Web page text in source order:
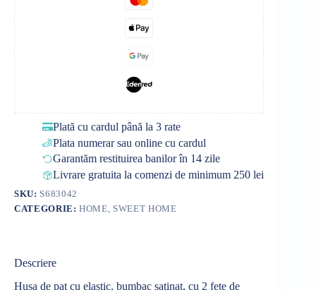
Plată cu cardul până la 3 rate
Plata numerar sau online cu cardul
Garantăm restituirea banilor în 14 zile
Livrare gratuita la comenzi de minimum 250 lei
SKU: S683042
CATEGORIE:HOME, SWEET HOME
Descriere
Husa de pat cu elastic, bumbac satinat, cu 2 fețe de